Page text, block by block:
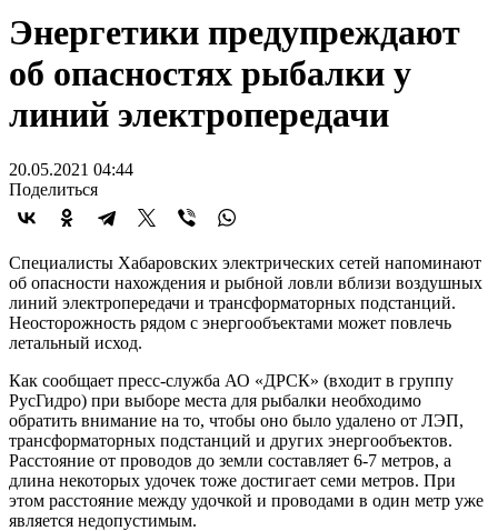
Энергетики предупреждают
об опасностях рыбалки у
линий электропередачи
20.05.2021 04:44
Поделиться
Специалисты Хабаровских электрических сетей напоминают
об опасности нахождения и рыбной ловли вблизи воздушных
линий электропередачи и трансформаторных подстанций.
Неосторожность рядом с энергообъектами может повлечь
летальный исход.
Как сообщает пресс-служба АО «ДРСК» (входит в группу
РусГидро) при выборе места для рыбалки необходимо
обратить внимание на то, чтобы оно было удалено от ЛЭП,
трансформаторных подстанций и других энергообъектов.
Расстояние от проводов до земли составляет 6-7 метров, а
длина некоторых удочек тоже достигает семи метров. При
этом расстояние между удочкой и проводами в один метр уже
является недопустимым.